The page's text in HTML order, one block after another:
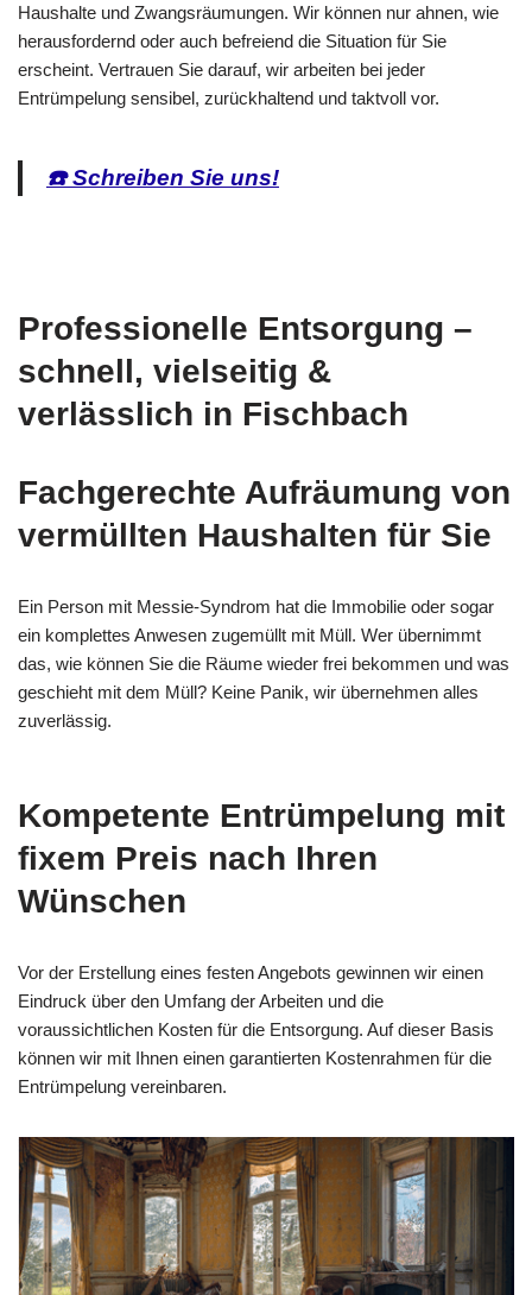
Haushalte und Zwangsräumungen. Wir können nur ahnen, wie
herausfordernd oder auch befreiend die Situation für Sie
erscheint. Vertrauen Sie darauf, wir arbeiten bei jeder
Entrümpelung sensibel, zurückhaltend und taktvoll vor.
☎️ Schreiben Sie uns!
Professionelle Entsorgung –
schnell, vielseitig &
verlässlich in Fischbach
Fachgerechte Aufräumung von
vermüllten Haushalten für Sie
Ein Person mit Messie-Syndrom hat die Immobilie oder sogar
ein komplettes Anwesen zugemüllt mit Müll. Wer übernimmt
das, wie können Sie die Räume wieder frei bekommen und was
geschieht mit dem Müll? Keine Panik, wir übernehmen alles
zuverlässig.
Kompetente Entrümpelung mit
fixem Preis nach Ihren
Wünschen
Vor der Erstellung eines festen Angebots gewinnen wir einen
Eindruck über den Umfang der Arbeiten und die
voraussichtlichen Kosten für die Entsorgung. Auf dieser Basis
können wir mit Ihnen einen garantierten Kostenrahmen für die
Entrümpelung vereinbaren.